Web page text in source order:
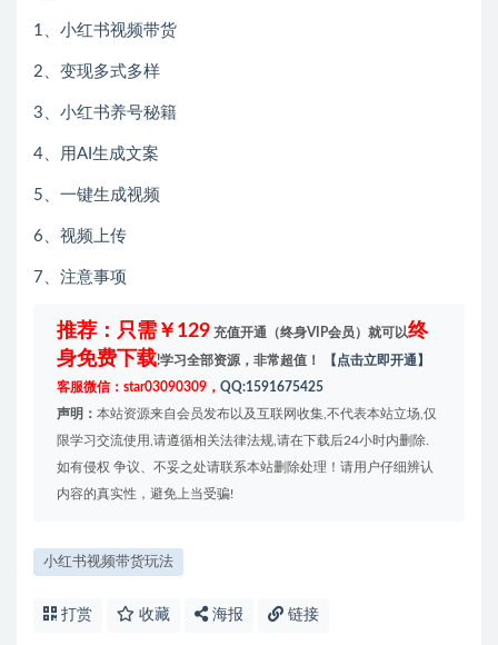
1、小红书视频带货
2、变现多式多样
3、小红书养号秘籍
4、用AI生成文案
5、一键生成视频
6、视频上传
7、注意事项
推荐：只需￥129 充值开通（终身VIP会员）就可以终
身免费下载!学习全部资源，非常超值！
【点击立即开通】
客服微信：star03090309， QQ:1591675425
声明： 本站资源来自会员发布以及互联网收集,不代表本站立场,仅
限学习交流使用,请遵循相关法律法规,请在下载后24小时内删除.
如有侵权 争议、不妥之处请联系本站删除处理！请用户仔细辨认
内容的真实性，避免上当受骗!
小红书视频带货玩法
打赏 收藏 海报 链接